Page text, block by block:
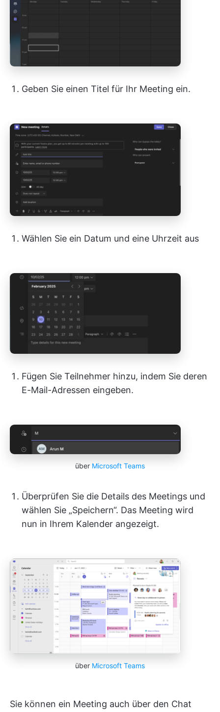
Geben Sie einen Titel für Ihr Meeting ein.
Wählen Sie ein Datum und eine Uhrzeit aus
Fügen Sie Teilnehmer hinzu, indem Sie deren
E-Mail-Adressen eingeben.
über Microsoft Teams
Überprüfen Sie die Details des Meetings und
wählen Sie „Speichern“. Das Meeting wird
nun in Ihrem Kalender angezeigt.
über Microsoft Teams
Sie können ein Meeting auch über den Chat